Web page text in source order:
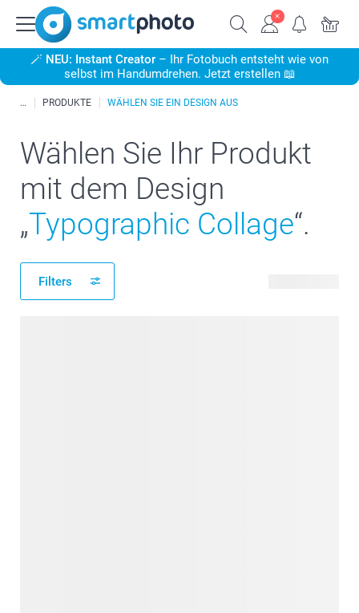
🪄 NEU: Instant Creator – Ihr Fotobuch entsteht wie von
selbst im Handumdrehen. Jetzt erstellen 📖
PRODUKTE WÄHLEN SIE EIN DESIGN AUS
Wählen Sie Ihr Produkt
mit dem Design
„Typographic Collage“.
Filters